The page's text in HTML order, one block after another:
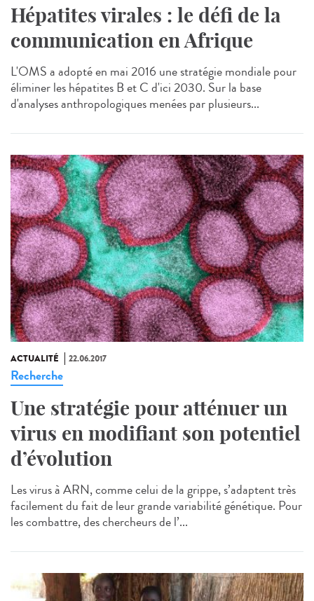
Hépatites virales : le défi de la
communication en Afrique
L'OMS a adopté en mai 2016 une stratégie mondiale pour
éliminer les hépatites B et C d'ici 2030. Sur la base
d'analyses anthropologiques menées par plusieurs...
ACTUALITÉ 22.06.2017
Recherche
Une stratégie pour atténuer un
virus en modifiant son potentiel
d’évolution
Les virus à ARN, comme celui de la grippe, s’adaptent très
facilement du fait de leur grande variabilité génétique. Pour
les combattre, des chercheurs de l’...